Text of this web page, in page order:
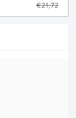
€21,72